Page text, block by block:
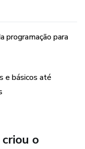
programação para
e básicos até
o